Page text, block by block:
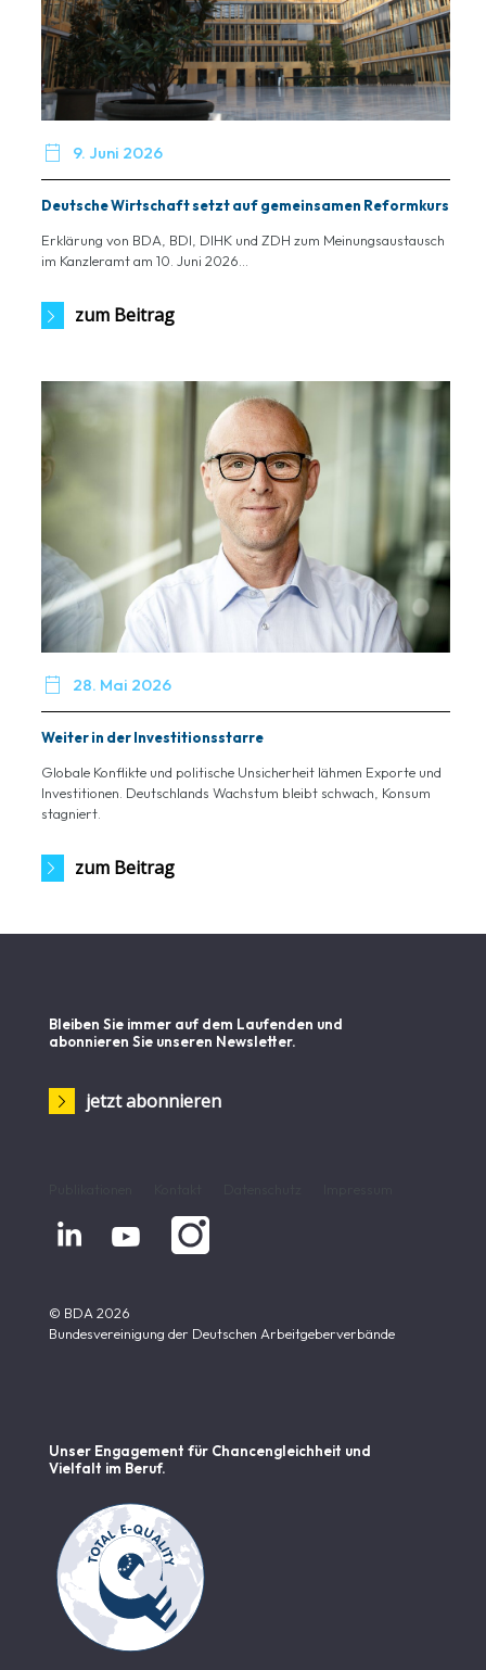
 9. Juni 2026
Deutsche Wirtschaft setzt auf gemeinsamen Reformkurs
Erklärung von BDA, BDI, DIHK und ZDH zum Meinungsaustausch
im Kanzleramt am 10. Juni 2026...
zum Beitrag
 28. Mai 2026
Weiter in der Investitionsstarre
Globale Konflikte und politische Unsicherheit lähmen Exporte und
Investitionen. Deutschlands Wachstum bleibt schwach, Konsum
stagniert.
zum Beitrag
Bleiben Sie immer auf dem Laufenden und
abonnieren Sie unseren Newsletter.
jetzt abonnieren
 
© BDA 2026
Bundesvereinigung der Deutschen Arbeitgeberverbände
Unser Engagement für Chancen­gleichheit und
Vielfalt im Beruf.